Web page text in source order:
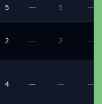
5 — 5 —
2 — 2 —
4 — — —